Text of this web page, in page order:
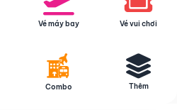
Vé máy bay Vé vui chơi
Combo Thêm